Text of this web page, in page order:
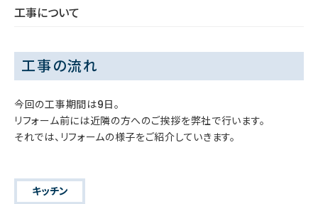
工事について
工事の流れ
今回の工事期間は9日。
リフォーム前には近隣の方へのご挨拶を弊社で行います。
それでは、リフォームの様子をご紹介していきます。
キッチン